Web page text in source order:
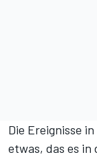
Die Ereignisse
etwas, das es in